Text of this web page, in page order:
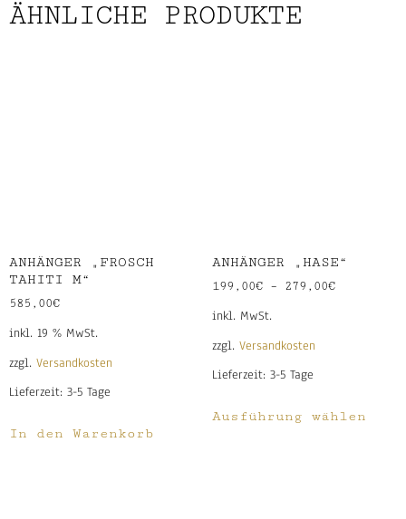
ÄHNLICHE PRODUKTE
ANHÄNGER „FROSCH
TAHITI M“
585,00€
inkl. 19 % MwSt.
zzgl. Versandkosten
Lieferzeit: 3-5 Tage
In den Warenkorb
ANHÄNGER „HASE“
199,00€ – 279,00€
inkl. MwSt.
zzgl. Versandkosten
Lieferzeit: 3-5 Tage
Ausführung wählen